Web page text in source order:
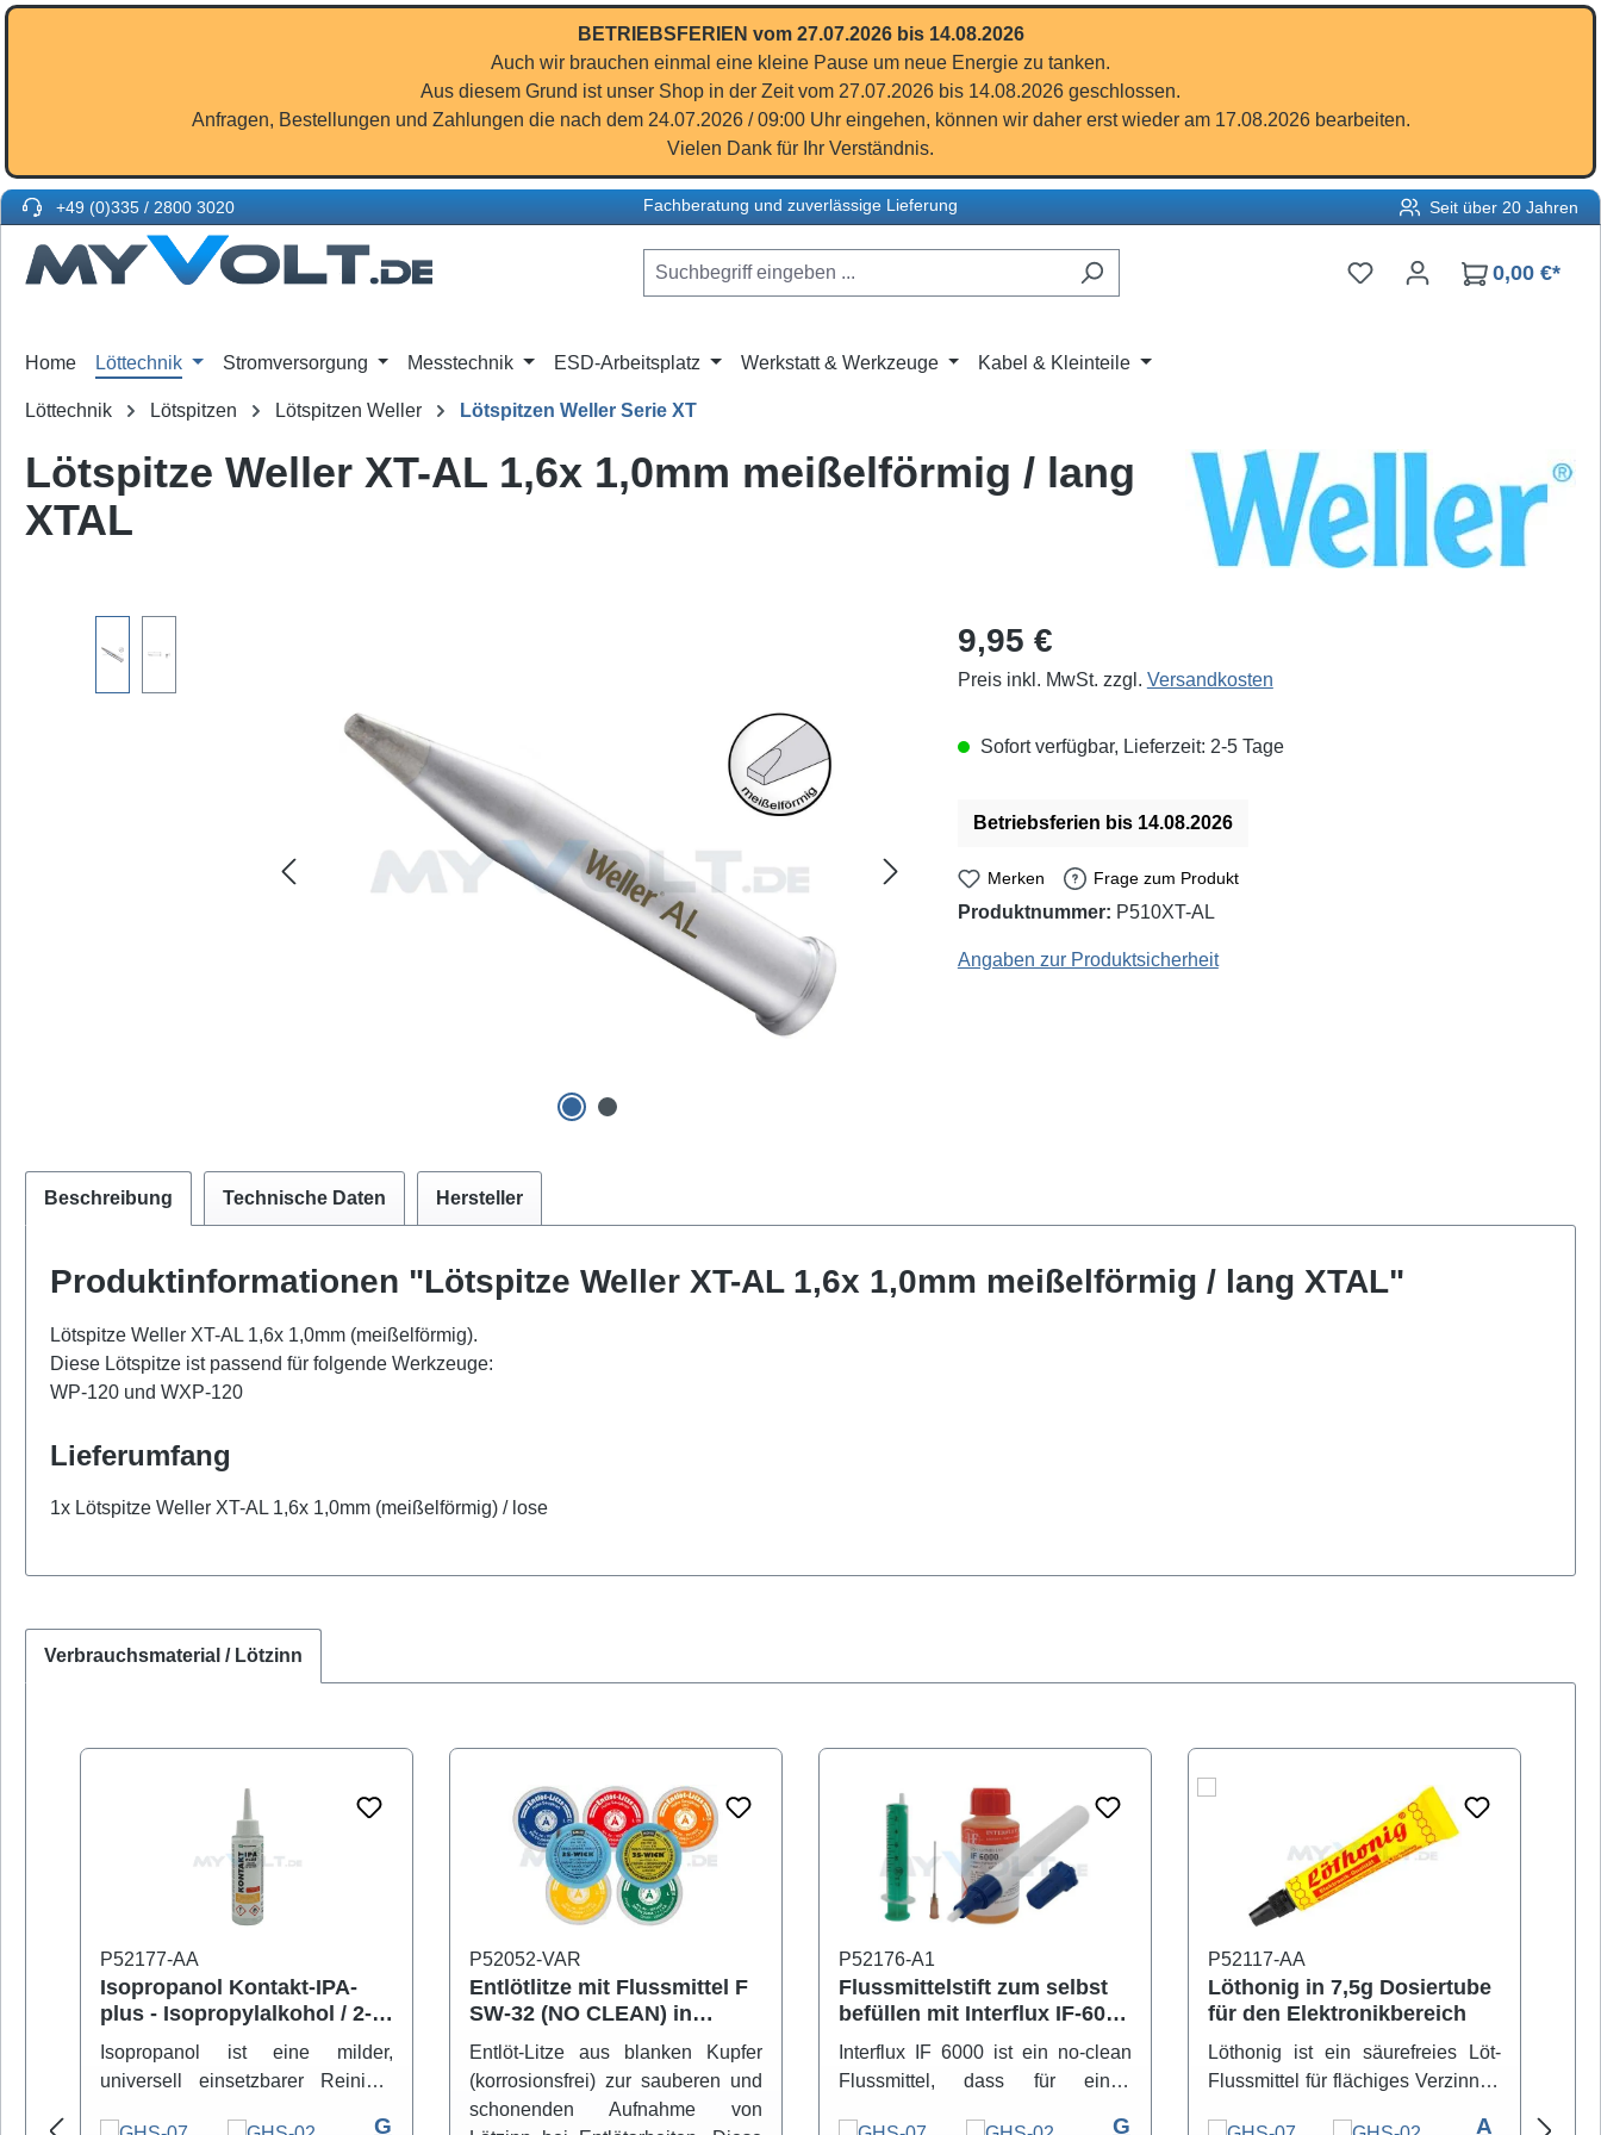
BETRIEBSFERIEN vom 27.07.2026 bis 14.08.2026
Auch wir brauchen einmal eine kleine Pause um neue Energie zu tanken.
Aus diesem Grund ist unser Shop in der Zeit vom 27.07.2026 bis 14.08.2026 geschlossen.
Anfragen, Bestellungen und Zahlungen die nach dem 24.07.2026 / 09:00 Uhr eingehen, können wir daher erst wieder am 17.08.2026 bearbeiten.
Vielen Dank für Ihr Verständnis.
+49 (0)335 / 2800 3020 Fachberatung und zuverlässige Lieferung Seit über 20 Jahren
Du hast 0 Produkte auf
0,00 €*
Home Löttechnik Stromversorgung Messtechnik ESD-Arbeitsplatz Werkstatt & Werkzeuge Kabel & Kleinteile
Löttechnik Lötspitzen Lötspitzen Weller Lötspitzen Weller Serie XT
Lötspitze Weller XT-AL 1,6x 1,0mm meißelförmig / lang
XTAL
Regulärer Preis:
9,95 €
Preis inkl. MwSt. zzgl. Versandkosten
Sofort verfügbar, Lieferzeit: 2-5 Tage
Betriebsferien bis 14.08.2026
Merken Frage zum Produkt
Produktnummer: P510XT-AL
Angaben zur Produktsicherheit
Beschreibung Technische Daten Hersteller
Produktinformationen "Lötspitze Weller XT-AL 1,6x 1,0mm meißelförmig / lang XTAL"
Lötspitze Weller XT-AL 1,6x 1,0mm (meißelförmig).
Diese Lötspitze ist passend für folgende Werkzeuge:
WP-120 und WXP-120
Lieferumfang
1x Lötspitze Weller XT-AL 1,6x 1,0mm (meißelförmig) / lose
Verbrauchsmaterial / Lötzinn
P52177-AA
Isopropanol Kontakt-IPA-
plus - Isopropylalkohol / 2-
Propanol
Isopropanol ist eine milder,
universell einsetzbarer Reiniger
G
P52052-VAR
Entlötlitze mit Flussmittel F
SW-32 (NO CLEAN) in
verschieden Breiten
Entlöt-Litze aus blanken Kupfer
(korrosionsfrei) zur sauberen und
schonenden Aufnahme von
P52176-A1
Flussmittelstift zum selbst
befüllen mit Interflux IF-6000
ROL0 halogenfrei
Interflux IF 6000 ist ein no-clean
Flussmittel, dass für einen
G
P52117-AA
Löthonig in 7,5g Dosiertube
für den Elektronikbereich
Löthonig ist ein säurefreies Löt-
Flussmittel für flächiges Verzinnen
A